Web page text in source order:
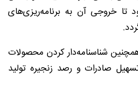
خروجی آن به برنامه‌ریزی‌های
شناسنامه‌دار کردن محصولات
صادرات و رصد زنجیره تولید